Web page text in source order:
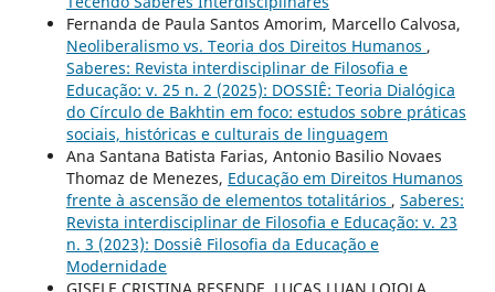
Fernanda de Paula Santos Amorim, Marcello Calvosa,
Neoliberalismo vs. Teoria dos Direitos Humanos ,
Saberes: Revista interdisciplinar de Filosofia e
Educação: v. 25 n. 2 (2025): DOSSIÊ: Teoria Dialógica
do Círculo de Bakhtin em foco: estudos sobre práticas
sociais, históricas e culturais de linguagem
Ana Santana Batista Farias, Antonio Basilio Novaes
Thomaz de Menezes, Educação em Direitos Humanos
frente à ascensão de elementos totalitários , Saberes:
Revista interdisciplinar de Filosofia e Educação: v. 23
n. 3 (2023): Dossiê Filosofia da Educação e
Modernidade
GISELE CRISTINA RESENDE, LUCAS LUAN LOIOLA